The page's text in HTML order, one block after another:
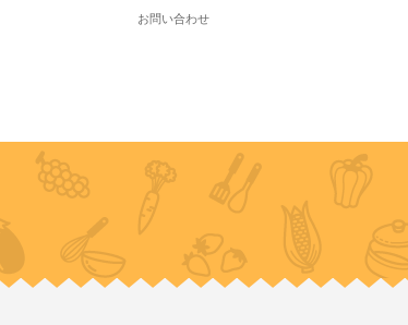
お問い合わせ